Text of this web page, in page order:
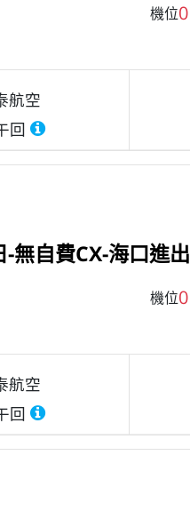
機位0
航空
回
無自費CX-海口進出
機位0
航空
回